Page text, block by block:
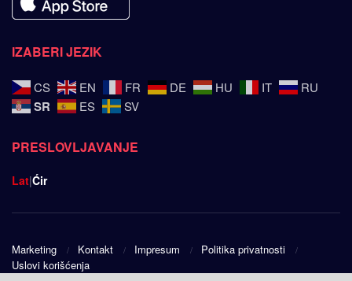
IZABERI JEZIK
CS EN FR DE HU IT RU
SR ES SV
PRESLOVLJAVANJE
Lat|Ćir
Marketing Kontakt Impresum
Politika privatnosti
Uslovi korišćenja